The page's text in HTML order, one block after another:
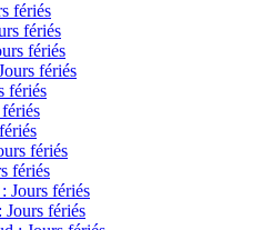
fériés
fériés
fériés
fériés
fériés
fériés
fériés
Jours fériés
Jours fériés